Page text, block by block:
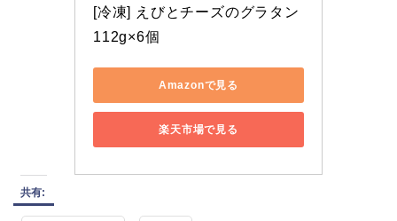
[冷凍] えびとチーズのグラタン
112g×6個
Amazonで見る
楽天市場で見る
共有: